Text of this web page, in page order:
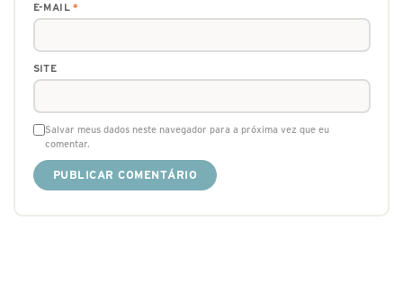
E-MAIL*
SITE
Salvar meus dados neste navegador para a próxima vez que eu
comentar.